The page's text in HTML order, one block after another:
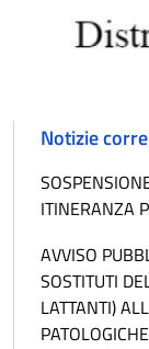
Notizie
ITINERANZA
AVVISO
SOSTITUTI
LATTANTI)